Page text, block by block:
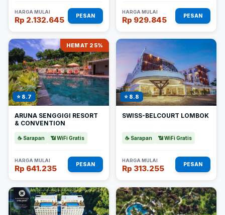
HARGA MULAI
Rp 2.132.645 PESAN
HARGA MULAI
Rp 929.845 PESAN
HEMAT 25%
⭐ 8.7
ARUNA SENGGIGI RESORT
& CONVENTION
☕ Sarapan 📶 WiFi Gratis
HARGA MULAI
Rp 641.235 PESAN
⭐ 8.8
SWISS-BELCOURT LOMBOK
☕ Sarapan 📶 WiFi Gratis
HARGA MULAI
Rp 313.255 PESAN